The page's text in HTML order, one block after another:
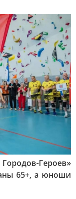
Героев»
65+, а юноши